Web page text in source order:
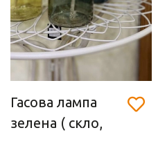
Гасова лампа
зелена ( скло,